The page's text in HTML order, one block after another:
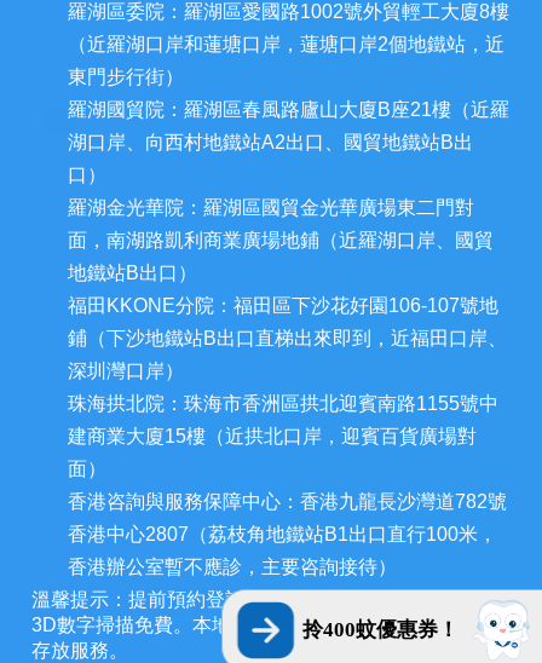
拎400蚊優惠券！
羅湖區委院：羅湖區愛國路1002號外貿輕工大廈8樓
（近羅湖口岸和蓮塘口岸，蓮塘口岸2個地鐵站，近
東門步行街）
羅湖國貿院：羅湖區春風路廬山大廈B座21樓（近羅
湖口岸、向西村地鐵站A2出口、國貿地鐵站B出
口）
羅湖金光華院：羅湖區國貿金光華廣場東二門對
面，南湖路凱利商業廣場地鋪（近羅湖口岸、國貿
地鐵站B出口）
福田KKONE分院：福田區下沙花好園106-107號地
鋪（下沙地鐵站B出口直梯出來即到，近福田口岸、
深圳灣口岸）
珠海拱北院：珠海市香洲區拱北迎賓南路1155號中
建商業大廈15樓（近拱北口岸，迎賓百貨廣場對
面）
香港咨詢與服務保障中心：香港九龍長沙灣道782號
香港中心2807（荔枝角地鐵站B1出口直行100米，
香港辦公室暫不應診，主要咨詢接待）
溫馨提示：提前預約登記，X-ray、CT院內檢查免費，
3D數字掃描免費。本地牙醫，放心睇牙。另有速遞代收
存放服務。